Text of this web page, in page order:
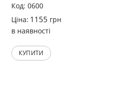
Код: 0600
Ціна: 1155 грн
в наявності
КУПИТИ